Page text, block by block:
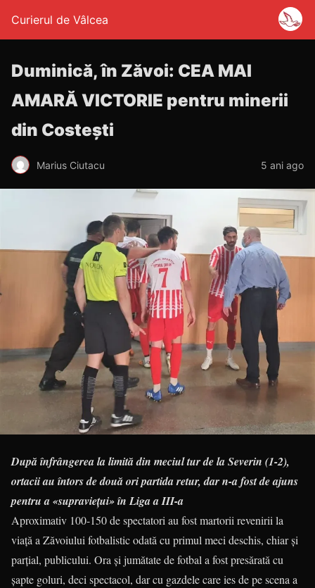
Curierul de Vâlcea
Duminică, în Zăvoi: CEA MAI
AMARĂ VICTORIE pentru minerii
din Costești
Marius Ciutacu 5 ani ago
După înfrângerea la limită din meciul tur de la Severin (1-2),
ortacii au întors de două ori partida retur, dar n-a fost de ajuns
pentru a «supraviețui» în Liga a III-a
Aproximativ 100-150 de spectatori au fost martorii revenirii la
viață a Zăvoiului fotbalistic odată cu primul meci deschis, chiar și
parțial, publicului. Ora și jumătate de fotbal a fost presărată cu
șapte goluri, deci spectacol, dar cu gazdele care ies de pe scena a